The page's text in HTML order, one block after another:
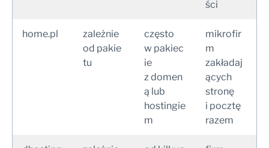
ści
home.pl
zależnie
od pakie
tu
często
w pakiec
ie
z domen
ą lub
hostingie
m
mikrofir
m
zakładaj
ących
stronę
i pocztę
razem